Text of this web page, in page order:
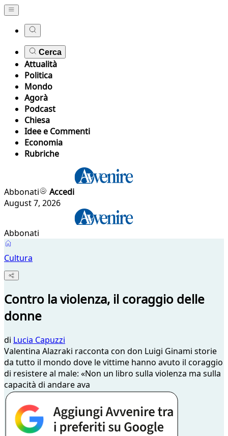
Cerca
Attualità
Politica
Mondo
Agorà
Podcast
Chiesa
Idee e Commenti
Economia
Rubriche
Abbonati
Accedi
August 7, 2026
Abbonati
Cultura
Contro la violenza, il coraggio delle
donne
di Lucia Capuzzi
Valentina Alazraki racconta con don Luigi Ginami storie
da tutto il mondo dove le vittime hanno avuto il coraggio
di resistere al male: «Non un libro sulla violenza ma sulla
capacità di andare ava